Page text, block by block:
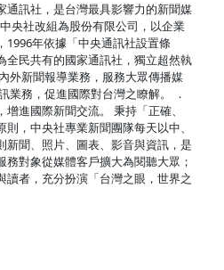
通訊社，是台灣最具影響力的新聞媒
央社改組為股份有限公司，以企業
1996年依據「中央通訊社設置條
全民共有的國家通訊社，獨立超然執
外新聞報導業務，服務大眾傳播媒
業務，促進國際對台灣之瞭解。 ．
進國際新聞交流。 秉持「正確、
，中央社專業新聞團隊每天以中、
新聞、照片、圖表、影音與資訊，是
對象從媒體客戶擴大為閱聽大眾；
讀者，充分扮演「台灣之眼，世界之